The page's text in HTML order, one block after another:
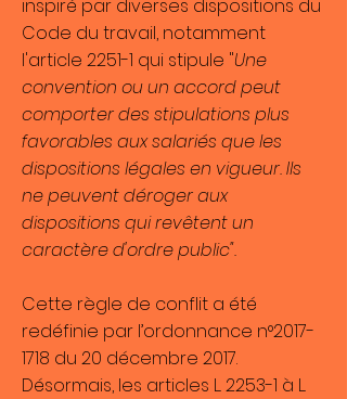
inspiré par diverses dispositions du
Code du travail, notamment
l'article 2251-1 qui stipule "Une
convention ou un accord peut
comporter des stipulations plus
favorables aux salariés que les
dispositions légales en vigueur. Ils
ne peuvent déroger aux
dispositions qui revêtent un
caractère d'ordre public".
Cette règle de conflit a été
redéfinie par l’ordonnance n°2017-
1718 du 20 décembre 2017.
Désormais, les articles L. 2253-1 à L.